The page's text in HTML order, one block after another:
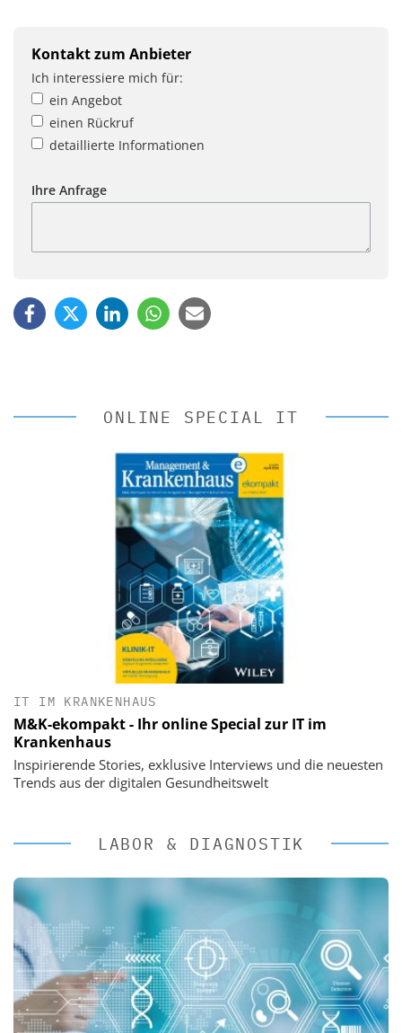
Kontakt zum Anbieter
Ich interessiere mich für:
ein Angebot
einen Rückruf
detaillierte Informationen
Ihre Anfrage
ONLINE SPECIAL IT
IT IM KRANKENHAUS
M&K-ekompakt - Ihr online Special zur IT im
Krankenhaus
Inspirierende Stories, exklusive Interviews und die neuesten
Trends aus der digitalen Gesundheitswelt
LABOR & DIAGNOSTIK